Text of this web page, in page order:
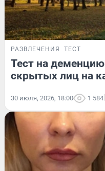
РАЗВЛЕЧЕНИЯ ТЕСТ
Тест на
скрытых лиц на
30 июля, 2026, 18:00 1 584